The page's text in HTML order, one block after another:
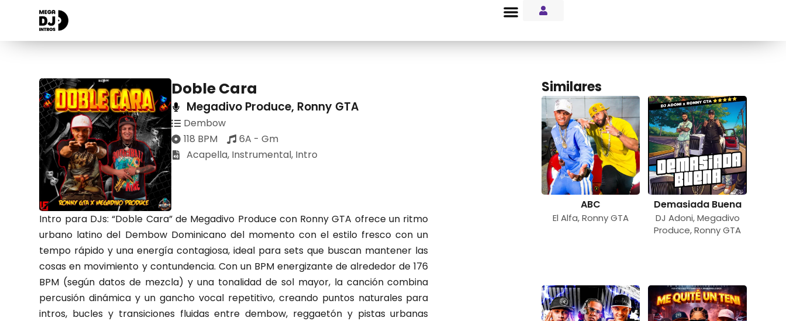
Doble Cara
Megadivo Produce, Ronny GTA
Dembow
118 BPM
6A - Gm
Acapella, Instrumental, Intro
Intro para DJs: “Doble Cara” de Megadivo Produce con Ronny GTA ofrece un ritmo
urbano latino del Dembow Dominicano del momento con el estilo fresco con un
tempo rápido y una energía contagiosa, ideal para sets que buscan mantener las
cosas en movimiento y contundencia. Con un BPM energizante de alrededor de 176
BPM (según datos de mezcla) y una tonalidad de sol mayor, la canción combina
percusión dinámica y un gancho vocal repetitivo, creando puntos naturales para
intros, bucles y transiciones fluidas entre dembow, reggaetón y pistas urbanas
Similares
ABC
El Alfa,Ronny GTA
Demasiada Buena
DJ Adoni,Megadivo
Produce,Ronny GTA